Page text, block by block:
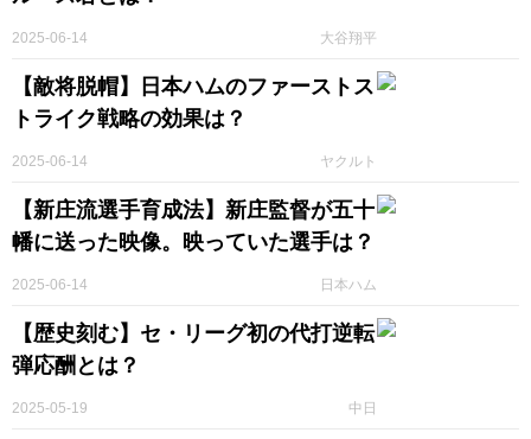
大谷翔平
2025-06-14
【敵将脱帽】日本ハムのファーストス
トライク戦略の効果は？
ヤクルト
2025-06-14
【新庄流選手育成法】新庄監督が五十
幡に送った映像。映っていた選手は？
日本ハム
2025-06-14
【歴史刻む】セ・リーグ初の代打逆転
弾応酬とは？
中日
2025-05-19